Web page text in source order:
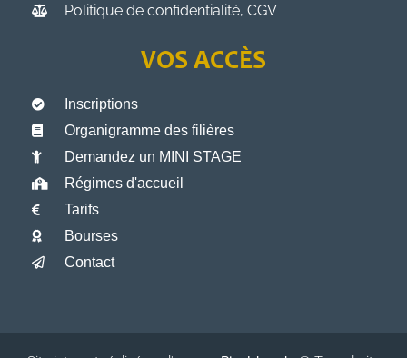
Politique de confidentialité, CGV
VOS ACCÈS
Inscriptions
Organigramme des filières
Demandez un MINI STAGE
Régimes d'accueil
Tarifs
Bourses
Contact